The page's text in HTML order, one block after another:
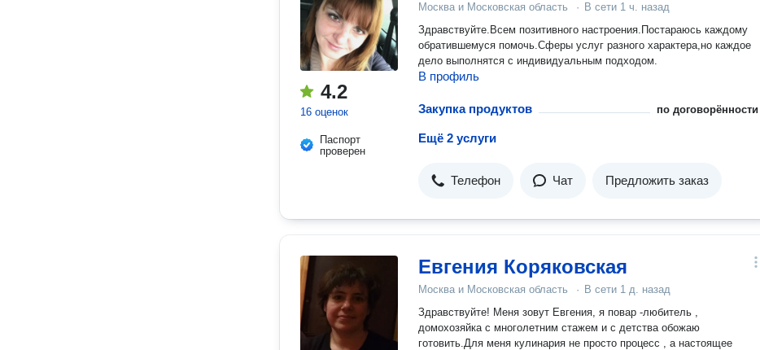
4.2
16 оценок
Паспорт
проверен
Москва и Московская область · В сети 1 ч. назад
Здравствуйте.Всем позитивного настроения.Постараюсь каждому
обратившемуся помочь.Сферы услуг разного характера,но каждое
дело выполнятся с индивидуальным подходом.
В профиль
Закупка продуктов по договорённости
Ещё 2 услуги
Телефон Чат Предложить заказ
Евгения Коряковская
Москва и Московская область · В сети 1 д. назад
Здравствуйте! Меня зовут Евгения, я повар -любитель ,
домохозяйка с многолетним стажем и с детства обожаю
готовить.Для меня кулинария не просто процесс , а настоящее